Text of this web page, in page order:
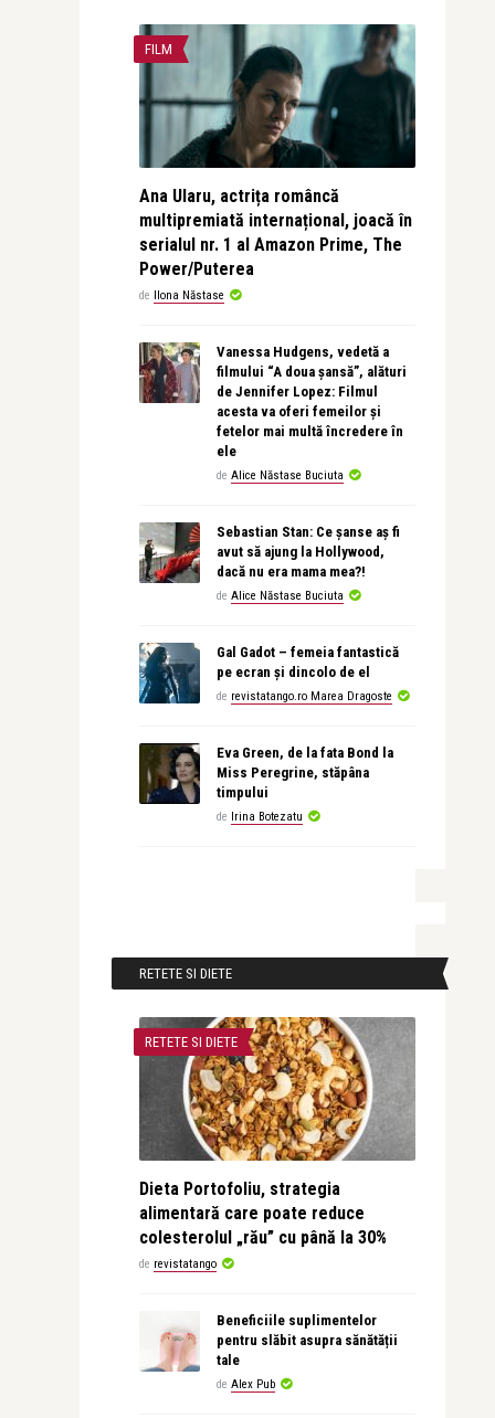
FILM
Ana Ularu, actrița româncă
multipremiată internațional, joacă în
serialul nr. 1 al Amazon Prime, The
Power/Puterea
de Ilona Năstase
Vanessa Hudgens, vedetă a
filmului “A doua șansă”, alături
de Jennifer Lopez: Filmul
acesta va oferi femeilor și
fetelor mai multă încredere în
ele
de Alice Năstase Buciuta
Sebastian Stan: Ce șanse aș fi
avut să ajung la Hollywood,
dacă nu era mama mea?!
de Alice Năstase Buciuta
Gal Gadot – femeia fantastică
pe ecran și dincolo de el
de revistatango.ro Marea Dragoste
Eva Green, de la fata Bond la
Miss Peregrine, stăpâna
timpului
de Irina Botezatu
RETETE SI DIETE
RETETE SI DIETE
Dieta Portofoliu, strategia
alimentară care poate reduce
colesterolul „rău” cu până la 30%
de revistatango
Beneficiile suplimentelor
pentru slăbit asupra sănătății
tale
de Alex Pub